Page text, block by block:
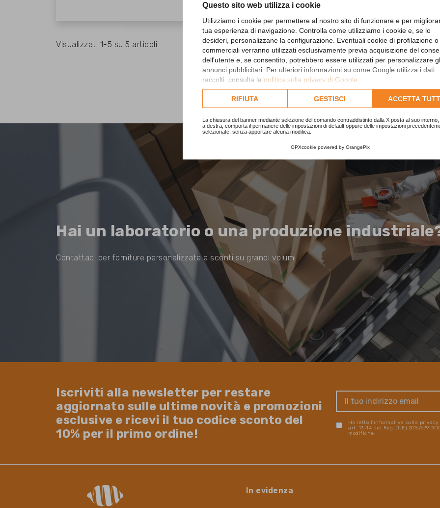
Questo sito web utilizza i cookie
Utilizziamo i cookie per permettere al nostro sito di funzionare e per
tua esperienza di navigazione. Controlla come utilizziamo i cookie e, se lo
desideri, personalizzane la configurazione. Eventuali cookie di profilazione o
commerciali verranno utilizzati esclusivamente previa acquisizione del
dell'utente e, se consentito, potrebbero essere utilizzati per personalizzare
annunci pubblicitari. Per ulteriori informazioni su come Google utilizza i dati
raccolti, consulta la politica sulla privacy di Google
Consulta l'informativa cookie completa.
RIFIUTA GESTISCI ACCETTA
La chiusura del banner mediante selezione del comando contraddistinto dalla X posta al suo interno,
a destra, comporta il permanere delle impostazioni di default oppure delle impostazioni
selezionate, senza apportare alcuna modifica.
OPXcookie powered by OrangePix
Visualizzati 1-5 su 5 articoli
Mostrando 1 - 5 di 5 elementi
Hai un laboratorio o una produzione
Contattaci per forniture personalizzate e sconti su grandi volumi.
Iscriviti alla newsletter per restare
aggiornato sulle ultime novità e promozioni
esclusive e ricevi il tuo codice sconto del
10% per il primo ordine!
Ho letto l'informativa sulla
art. 13-14 del Reg. (UE) 2016/679
modifiche.
In evidenza